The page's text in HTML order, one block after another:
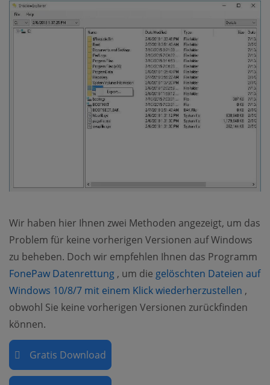
Wir haben hier Ihnen zwei Methoden angezeigt, um das
Problem für keine vorherigen Versionen auf Windows
zu beheben. Doch wir empfehlen Ihnen das Programm
FonePaw Datenrettung (opens new window)
, um die gelöschten Dateien auf
Windows 10/8/7 mit einem Klick wiederherzustellen ,
obwohl Sie keine vorherigen Versionen zurückfinden
können.
Gratis Download